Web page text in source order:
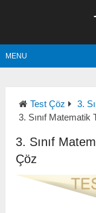
MENU
Test Çöz
3.
3. Sınıf Matematik
3. Sınıf
Çöz